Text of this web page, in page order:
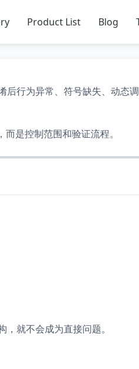
Product List Blog
行为异常、符号缺失、动态
是控制范围和验证流程。
就不会成为直接问题。